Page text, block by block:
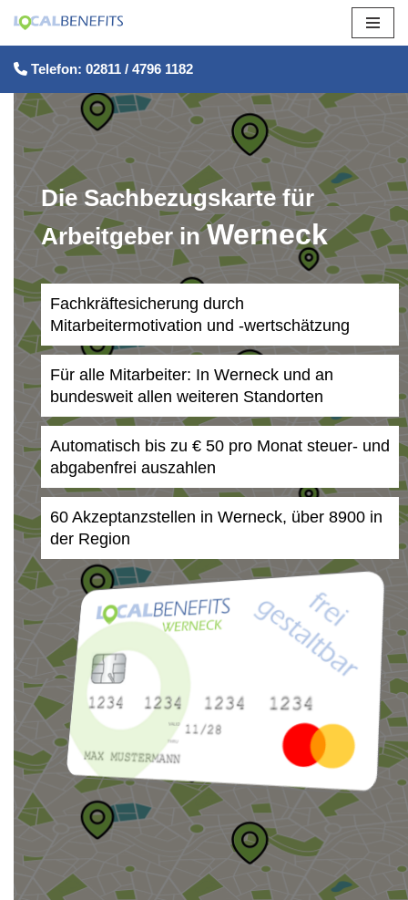
Zum
Inhalt
springen
Telefon: 02811 / 4796 1182
Die Sachbezugskarte für
Arbeitgeber inWerneck
Fachkräftesicherung durch
Mitarbeitermotivation und -wertschätzung
Für alle Mitarbeiter: In Werneck und an
bundesweit allen weiteren Standorten
Automatisch bis zu € 50 pro Monat steuer- und
abgabenfrei auszahlen
60 Akzeptanzstellen in Werneck, über 8900 in
der Region